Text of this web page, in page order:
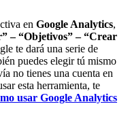
en Google Analytics,
– “Objetivos” – “Crear
te dará una serie de
puedes elegir tú mismo
no tienes una cuenta en
esta herramienta, te
usar Google Analytics